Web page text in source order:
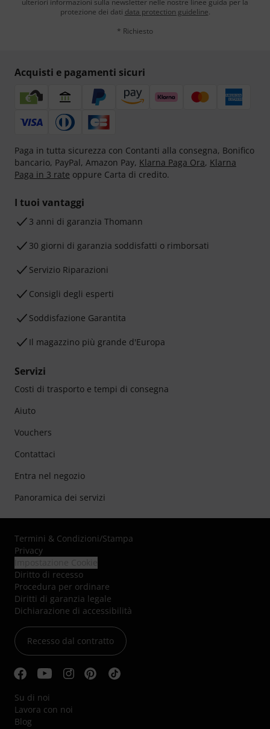
ulteriori informazioni sulla newsletter nelle nostre linee guida per la
protezione dei dati data protection guideline.
* Richiesto
Acquisti e pagamenti sicuri
Paga in tutta sicurezza con Contanti alla consegna, Bonifico
bancario, PayPal, Amazon Pay, Klarna Paga Ora, Klarna
Paga in 3 rate oppure Carta di credito.
I tuoi vantaggi
3 anni di garanzia Thomann
30 giorni di garanzia soddisfatti o rimborsati
Servizio Riparazioni
Consigli degli esperti
Soddisfazione Garantita
Il magazzino più grande d'Europa
Servizi
Costi di trasporto e tempi di consegna
Aiuto
Vouchers
Contattaci
Entra nel negozio
Panoramica dei servizi
Termini & Condizioni/Stampa
Privacy
Diritto di recesso
Procedura per ordinare
Diritti di garanzia legale
Dichiarazione di accessibilità
Recesso dal contratto
Su di noi
Lavora con noi
Blog